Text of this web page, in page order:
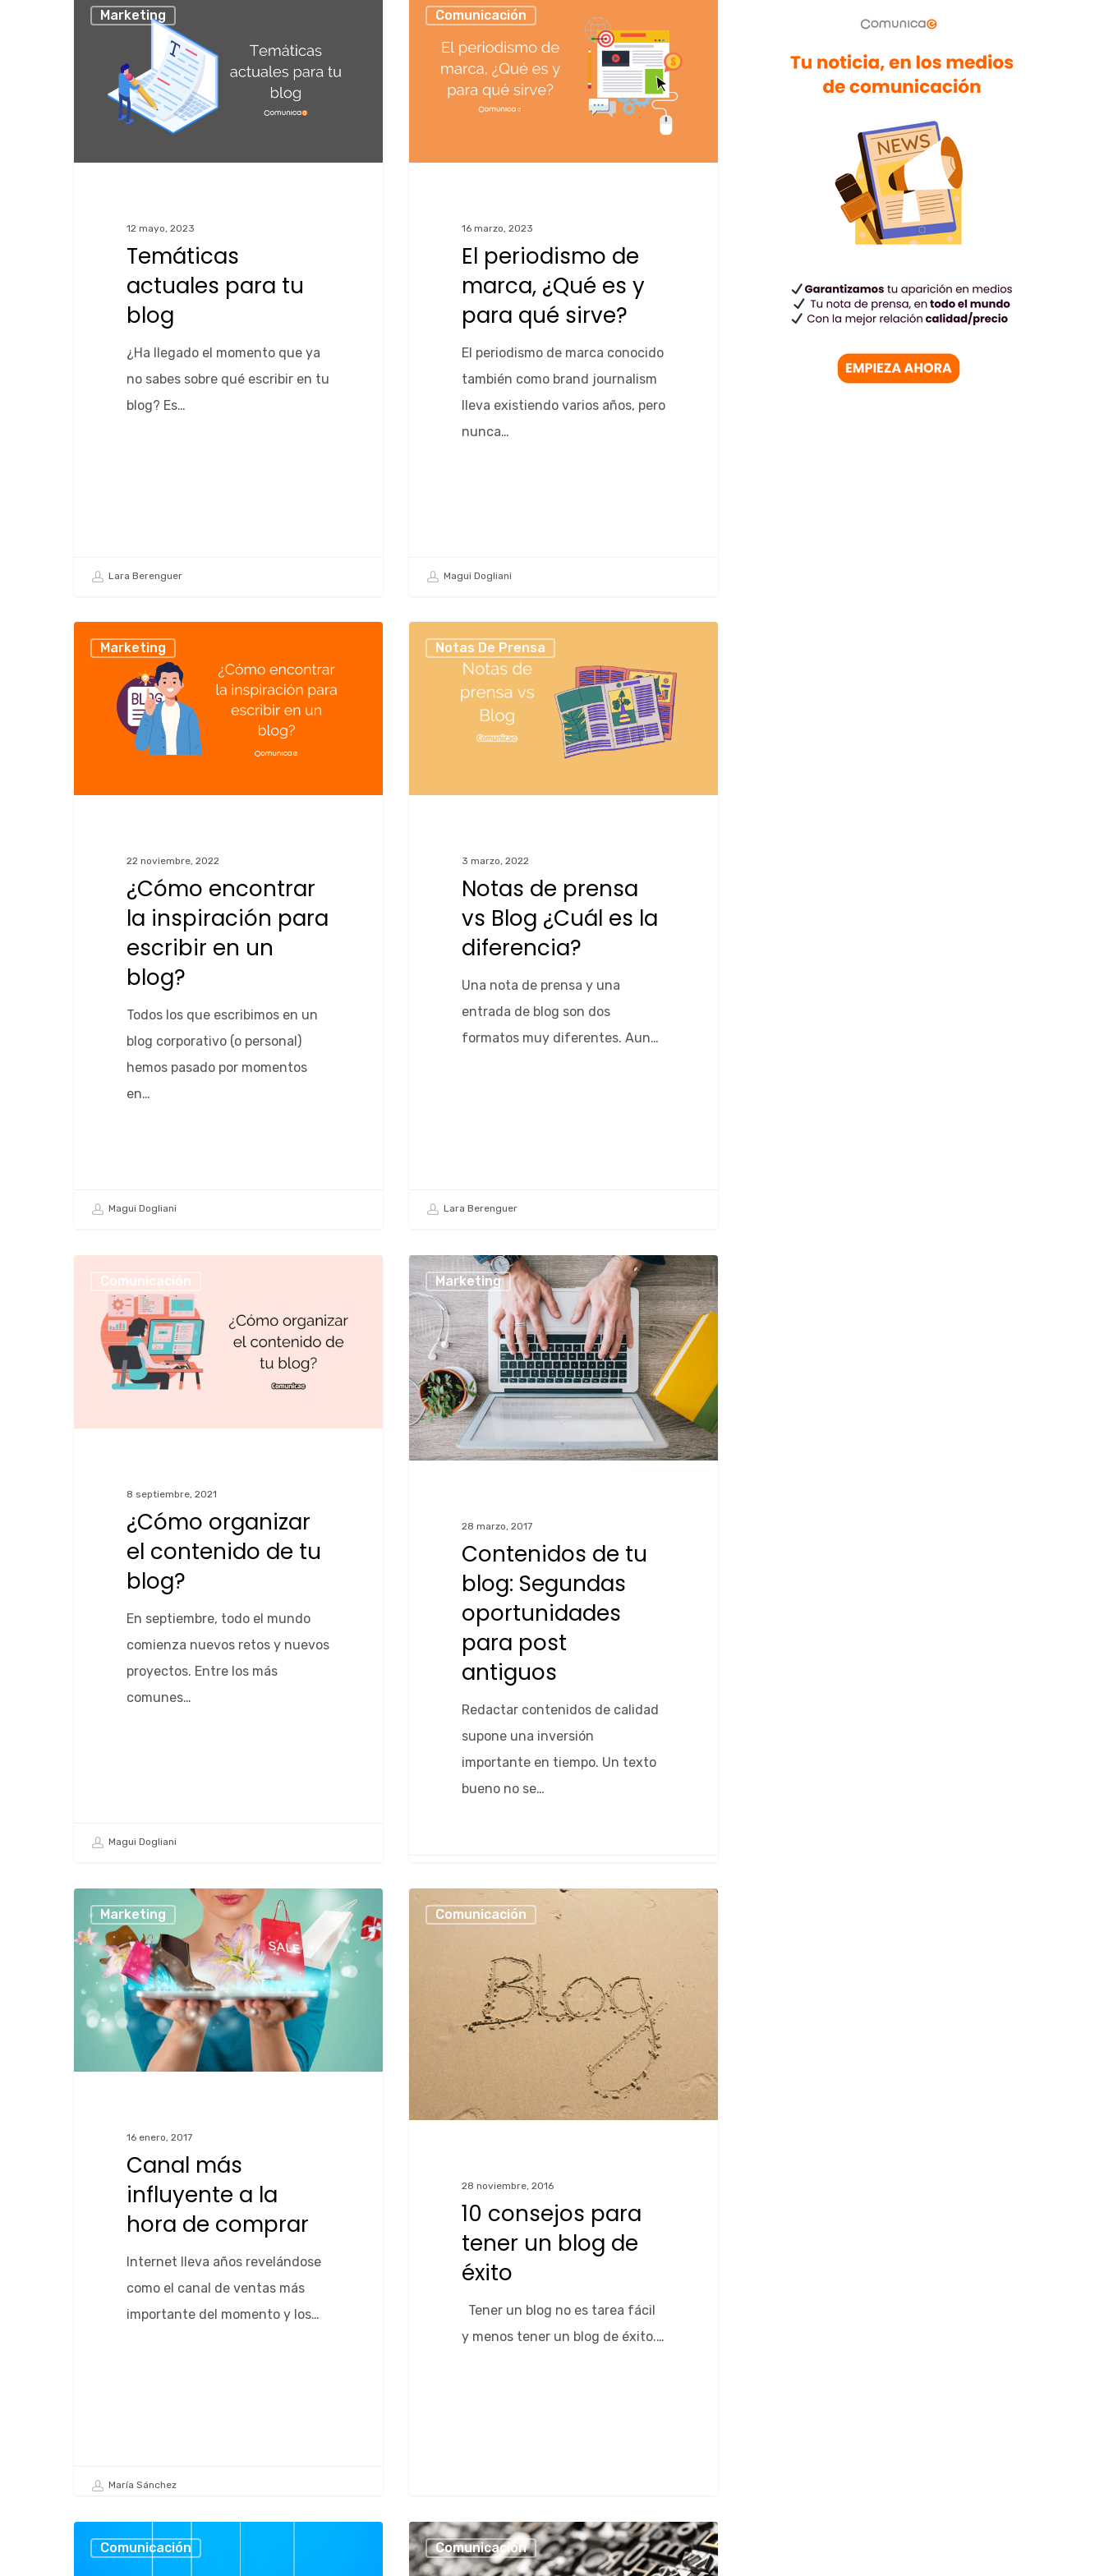
Pulsa Enter para buscar o ESC para cerrar
Marketing
12 mayo, 2023
Temáticas
actuales para tu
blog
¿Ha llegado el momento que ya
no sabes sobre qué escribir en tu
blog? Es…
Lara Berenguer
Comunicación
16 marzo, 2023
El periodismo de
marca, ¿Qué es y
para qué sirve?
El periodismo de marca conocido
también como brand journalism
lleva existiendo varios años, pero
nunca…
Magui Dogliani
Marketing
22 noviembre, 2022
¿Cómo encontrar
la inspiración para
escribir en un
blog?
Todos los que escribimos en un
blog corporativo (o personal)
hemos pasado por momentos
en…
Magui Dogliani
Notas De Prensa
3 marzo, 2022
Notas de prensa
vs Blog ¿Cuál es la
diferencia?
Una nota de prensa y una
entrada de blog son dos
formatos muy diferentes. Aun…
Lara Berenguer
Comunicación
8 septiembre, 2021
¿Cómo organizar
el contenido de tu
blog?
En septiembre, todo el mundo
comienza nuevos retos y nuevos
proyectos. Entre los más
comunes…
Magui Dogliani
Marketing
28 marzo, 2017
Contenidos de tu
blog: Segundas
oportunidades
para post
antiguos
Redactar contenidos de calidad
supone una inversión
importante en tiempo. Un texto
bueno no se…
Marketing
16 enero, 2017
Canal más
influyente a la
hora de comprar
Internet lleva años revelándose
como el canal de ventas más
importante del momento y los…
María Sánchez
Comunicación
28 noviembre, 2016
10 consejos para
tener un blog de
éxito
Tener un blog no es tarea fácil
y menos tener un blog de éxito.…
Adriana Méndez
Comunicación Comunicación